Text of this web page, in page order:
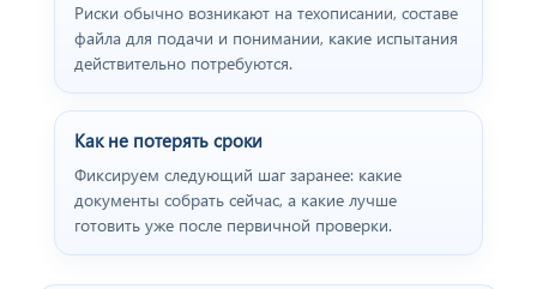
Риски обычно возникают на техописании, составе
файла для подачи и понимании, какие испытания
действительно потребуются.
Как не потерять сроки
Фиксируем следующий шаг заранее: какие
документы собрать сейчас, а какие лучше
готовить уже после первичной проверки.